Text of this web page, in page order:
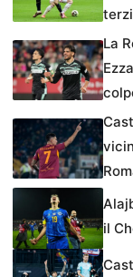
La
il